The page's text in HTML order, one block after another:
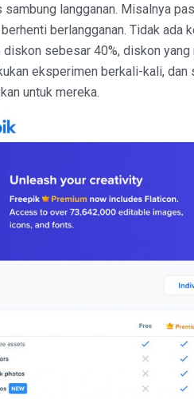
sambung langganan. Misalnya
berlangganan. Tidak ada
diskon sebesar 40%, diskon
eksperimen berkali-kali,
untuk mereka.